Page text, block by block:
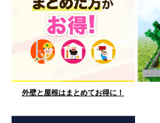
外壁と屋根はまとめてお得に！